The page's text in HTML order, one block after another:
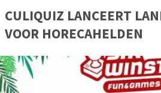
CULIQUIZ LANCEERT
VOOR HORECAHELDEN